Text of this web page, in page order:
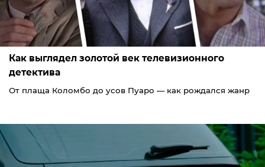
Как выглядел золотой век телевизионного
детектива
От плаща Коломбо до усов Пуаро — как рождался жанр